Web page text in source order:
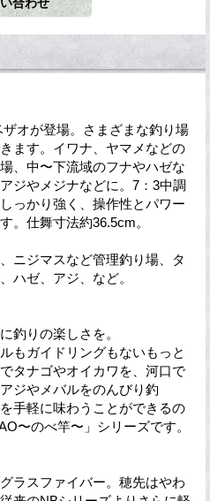
オが登場。さまざまな釣り場
ます。イワナ、ヤマメなどの
、中〜下流域のフナやハゼな
ジやメジナなどに。7：3中調
っかり強く、操作性とパワー
。仕舞寸法約36.5cm。
ニジマスなど管理釣り場、タ
ハゼ、アジ、など。
釣りの楽しさを。
もガイドリングもないもっと
タナゴやオイカワを、河口で
ジやメバルをのんびり釣
手軽に味わうことができるの
〜のべ竿〜」シリーズです。
ラスファイバー。穂先はやわ